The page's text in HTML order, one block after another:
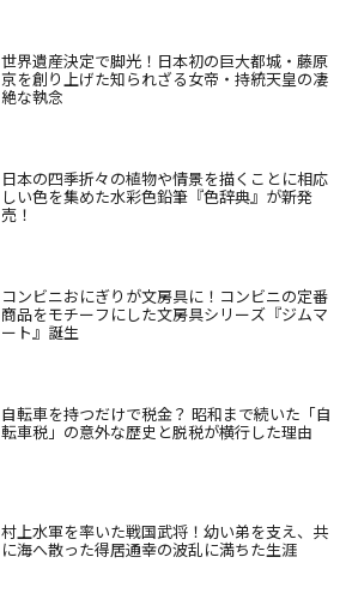
世界遺産決定で脚光！日本初の巨大都城・藤原
京を創り上げた知られざる女帝・持統天皇の凄
絶な執念
日本の四季折々の植物や情景を描くことに相応
しい色を集めた水彩色鉛筆『色辞典』が新発
売！
コンビニおにぎりが文房具に！コンビニの定番
商品をモチーフにした文房具シリーズ『ジムマ
ート』誕生
自転車を持つだけで税金？ 昭和まで続いた「自
転車税」の意外な歴史と脱税が横行した理由
村上水軍を率いた戦国武将！幼い弟を支え、共
に海へ散った得居通幸の波乱に満ちた生涯